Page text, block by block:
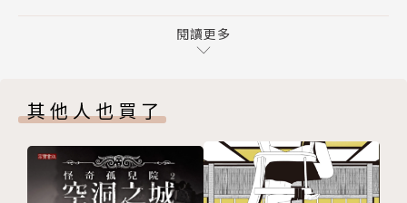
電工班，就只會換燈泡。除此之外，還喜歡打架、追女
一個偶然的機會，路小路遇到了白藍。白藍的清新脫俗
瞬間吸引了他，然後在一系列陰差陽錯中他們相識並走
到一起。白藍扮演了路小路生命中姐姐與啟蒙導師的角
色，最後路小路在白藍的建議下報考了大學夜間部，白
第九章
第十一章
尾聲
閱讀更多
其他人也買了